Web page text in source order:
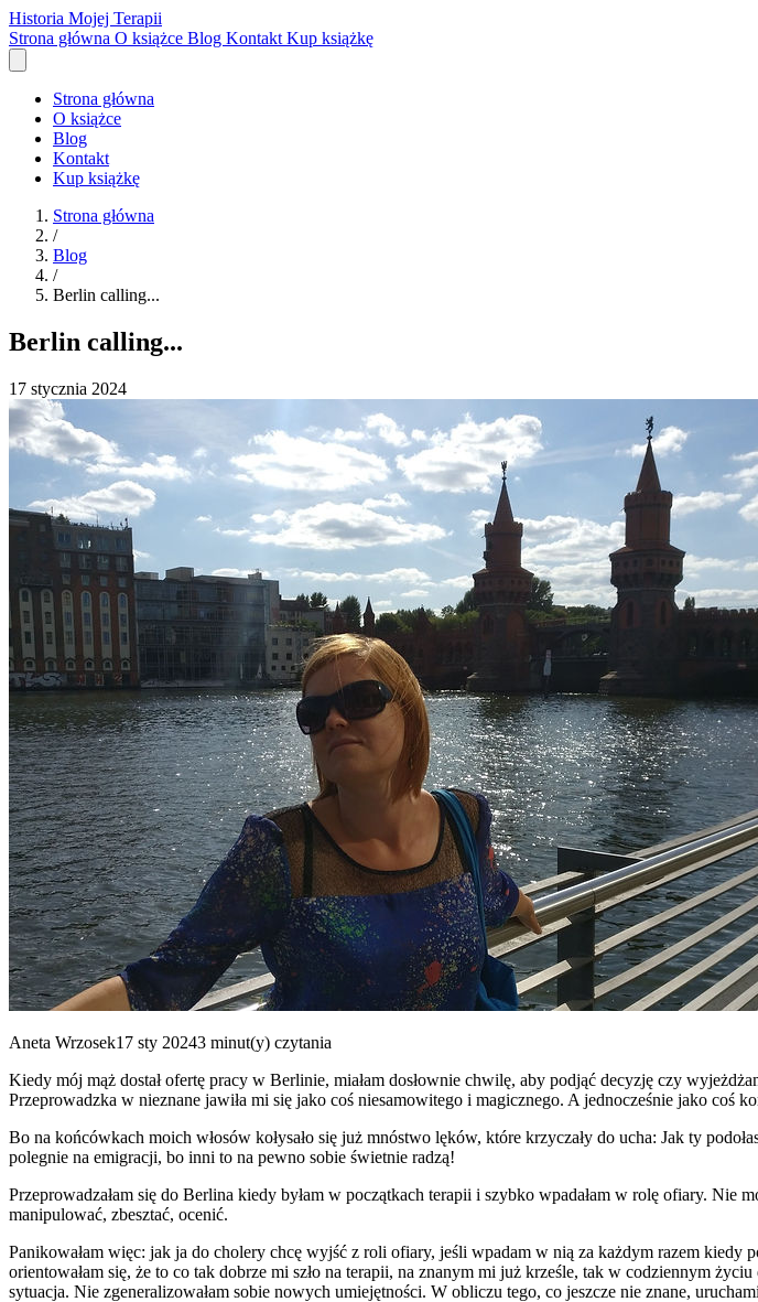
Historia Mojej Terapii
Strona główna O książce Blog Kontakt Kup książkę
Strona główna
O książce
Blog
Kontakt
Kup książkę
Strona główna
/
Blog
/
Berlin calling...
Berlin calling...
17 stycznia 2024
Aneta Wrzosek17 sty 20243 minut(y) czytania
Kiedy mój mąż dostał ofertę pracy w Berlinie, miałam dosłownie chwilę, aby podjąć decyzję czy
Przeprowadzka w nieznane jawiła mi się jako coś niesamowitego i magicznego. A jednocześnie jako coś
Bo na końcówkach moich włosów kołysało się już mnóstwo lęków, które krzyczały do ucha: Jak ty
polegnie na emigracji, bo inni to na pewno sobie świetnie radzą!
Przeprowadzałam się do Berlina kiedy byłam w początkach terapii i szybko wpadałam w rolę ofiary. Nie
manipulować, zbesztać, ocenić.
Panikowałam więc: jak ja do cholery chcę wyjść z roli ofiary, jeśli wpadam w nią za każdym razem kiedy
orientowałam się, że to co tak dobrze mi szło na terapii, na znanym mi już krześle, tak w codziennym
sytuacja. Nie zgeneralizowałam sobie nowych umiejętności. W obliczu tego, co jeszcze nie znane,